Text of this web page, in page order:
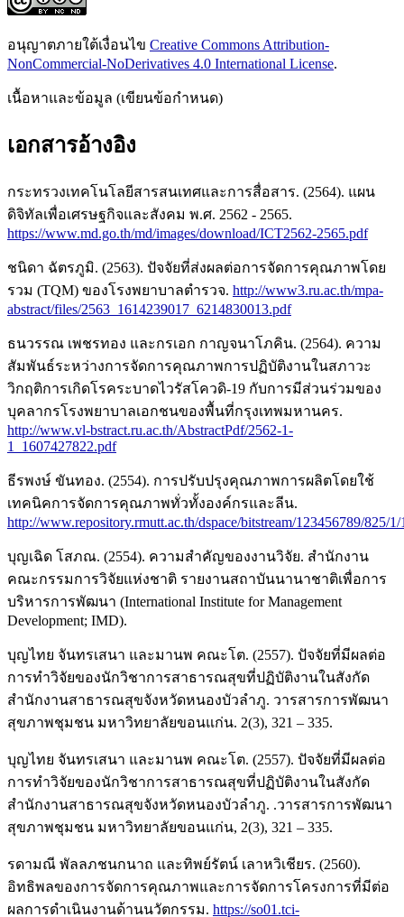
อนุญาตภายใต้เงื่อนไข Creative Commons Attribution-
NonCommercial-NoDerivatives 4.0 International License.
เนื้อหาและข้อมูล (เขียนข้อกำหนด)
เอกสารอ้างอิง
กระทรวงเทคโนโลยีสารสนเทศและการสื่อสาร. (2564). แผน
ดิจิทัลเพื่อเศรษฐกิจและสังคม พ.ศ. 2562 - 2565.
https://www.md.go.th/md/images/download/ICT2562-2565.pdf
ชนิดา ฉัตรภูมิ. (2563). ปัจจัยที่ส่งผลต่อการจัดการคุณภาพโดย
รวม (TQM) ของโรงพยาบาลตำรวจ. http://www3.ru.ac.th/mpa-
abstract/files/2563_1614239017_6214830013.pdf
ธนวรรณ เพชรทอง และกรเอก กาญจนาโภคิน. (2564). ความ
สัมพันธ์ระหว่างการจัดการคุณภาพการปฏิบัติงานในสภาวะ
วิกฤติการเกิดโรคระบาดไวรัสโควดิ-19 กับการมีส่วนร่วมของ
บุคลากรโรงพยาบาลเอกชนของพื้นที่กรุงเทพมหานคร.
http://www.vl-bstract.ru.ac.th/AbstractPdf/2562-1-
1_1607427822.pdf
ธีรพงษ์ ขันทอง. (2554). การปรับปรุงคุณภาพการผลิตโดยใช้
เทคนิคการจัดการคุณภาพทั่วทั้งองค์กรและลีน.
http://www.repository.rmutt.ac.th/dspace/bitstream/123456789/825/
บุญเฉิด โสภณ. (2554). ความสําคัญของงานวิจัย. สํานักงาน
คณะกรรมการวิจัยแห่งชาติ รายงานสถาบันนานาชาติเพื่อการ
บริหารการพัฒนา (International Institute for Management
Development; IMD).
บุญไทย จันทรเสนา และมานพ คณะโต. (2557). ปัจจัยที่มีผลต่อ
การทำวิจัยของนักวิชาการสาธารณสุขที่ปฏิบัติงานในสังกัด
สำนักงานสาธารณสุขจังหวัดหนองบัวลำภู. วารสารการพัฒนา
สุขภาพชุมชน มหาวิทยาลัยขอนแก่น. 2(3), 321 – 335.
บุญไทย จันทรเสนา และมานพ คณะโต. (2557). ปัจจัยที่มีผลต่อ
การทำวิจัยของนักวิชาการสาธารณสุขที่ปฏิบัติงานในสังกัด
สำนักงานสาธารณสุขจังหวัดหนองบัวลำภู. .วารสารการพัฒนา
สุขภาพชุมชน มหาวิทยาลัยขอนแก่น, 2(3), 321 – 335.
รดามณี พัลลภชนกนาถ และทิพย์รัตน์ เลาหวิเชียร. (2560).
อิทธิพลของการจัดการคุณภาพและการจัดการโครงการที่มีต่อ
ผลการดำเนินงานด้านนวัตกรรม. https://so01.tci-